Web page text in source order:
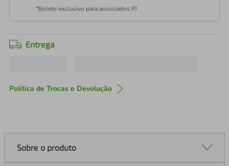
*Boleto exclusivo para associados PJ
Entrega
Política de Trocas e Devolução
Sobre o produto